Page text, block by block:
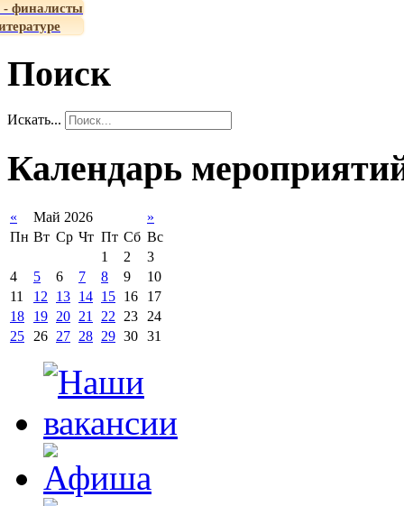
- финалисты
Поиск
Искать...
Календарь
« Май 2026
»
Пн Вт Ср Чт Пт Сб Вс
1
2
3
4
5 6 7 8 9
10
11
12 13 14 15 16
17
18
19 20 21 22 23
24
25
26 27 28 29 30 31